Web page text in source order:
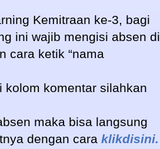
Kemitraan ke-3, bagi
ini wajib mengisi absen di
cara ketik “nama
kolom komentar silahkan
maka bisa langsung
dengan cara klikdisini.